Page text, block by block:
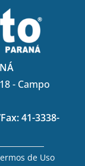
- Campo
41-3338-
de Uso